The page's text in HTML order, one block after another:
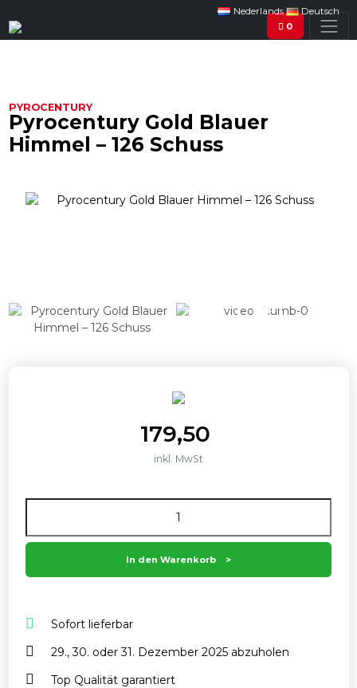
Nederlands
Deutsch
0
PYROCENTURY
Pyrocentury Gold Blauer
Himmel – 126 Schuss
179,50
inkl. MwSt
In den Warenkorb
Sofort lieferbar
29., 30. oder 31. Dezember 2025 abzuholen
Top Qualität garantiert